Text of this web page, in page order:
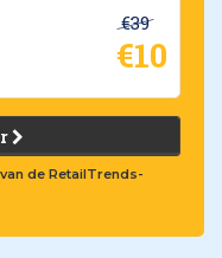
€39
€10
de RetailTrends-